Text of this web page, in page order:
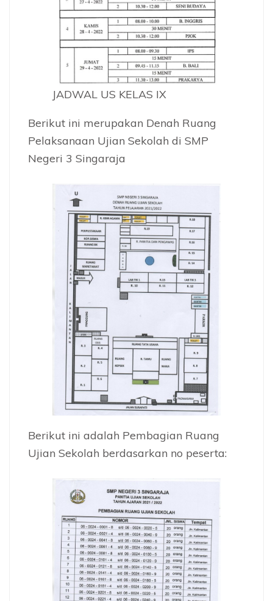
JADWAL US KELAS IX
Berikut ini merupakan Denah Ruang
Pelaksanaan Ujian Sekolah di SMP
Negeri 3 Singaraja
Berikut ini adalah Pembagian Ruang
Ujian Sekolah berdasarkan no peserta: